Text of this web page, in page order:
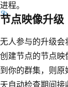
进程。
节点映像升级
无人参与的升级
创建节点的节点
到你的群集，则
天自动检查期间